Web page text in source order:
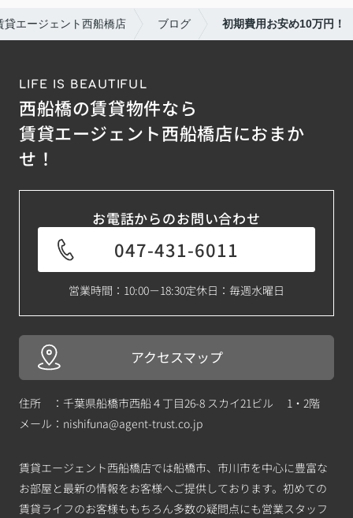
エージェント西船橋店 ブログ 初期費用お安め10万円！
LIFE IS BEAUTIFUL
西船橋の賃貸物件なら
賃貸エージェント西船橋店におまか
せ！
お電話からのお問い合わせ
047-431-6011
営業時間：10:00－18:30定休日：毎週水曜日
アクセスマップ
住所 ：千葉県船橋市西船４丁目26-8 スカイ21ビル 1・2階
メール： nishifuna@agent-trust.co.jp
賃貸エージェント西船橋店では船橋市、市川市を中心に豊富な
お部屋と最新の情報をお客様へご提供しております。初めての
賃貸ライフのお客様ももちろん多数の疑問点にも営業スタッフ